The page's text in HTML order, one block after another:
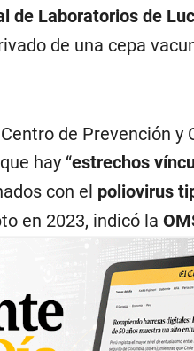
de Laboratorios de
de una cepa
de Prevención y
hay “estrechos
con el poliovirus
en 2023, indicó la